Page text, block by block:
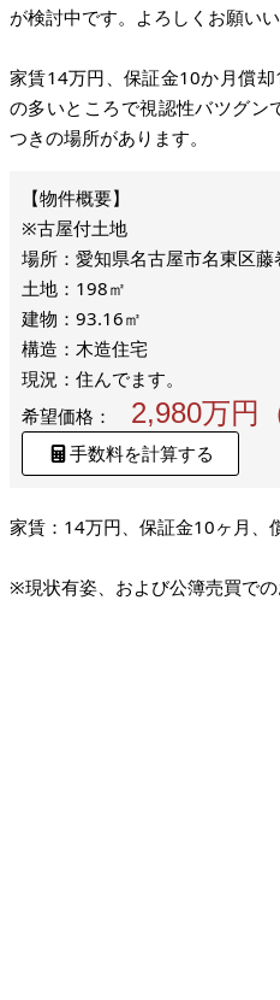
が検討中です。よろしくお願いい
家賃14万円、保証金10か月償
の多いところで視認性バツグン
つきの場所があります。
※古屋付土地
場所：愛知県名古屋市名東区藤
土地：198㎡
建物：93.16㎡
構造：木造住宅
現況：住んでます。
希望価格：
2,980万円
手数料を計算する
家賃：14万円、保証金10ヶ月、
※現状有姿、および公簿売買での